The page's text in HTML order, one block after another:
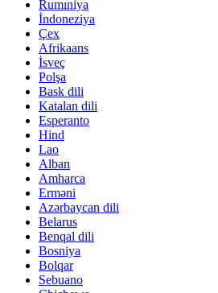
Rumıniya
İndoneziya
Çex
Afrikaans
İsveç
Polşa
Bask dili
Katalan dili
Esperanto
Hind
Lao
Alban
Amharca
Erməni
Azərbaycan dili
Belarus
Benqal dili
Bosniya
Bolqar
Sebuano